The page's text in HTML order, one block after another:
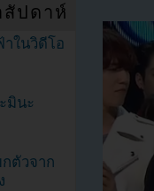
ปดาห์
ในวิดีโอ
มินะ
กตัวจาก